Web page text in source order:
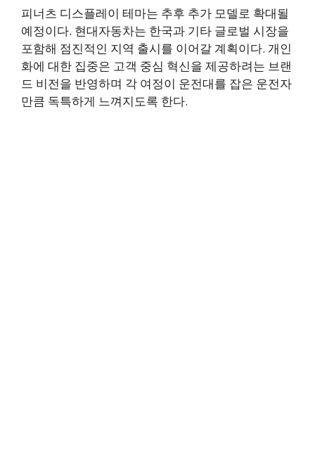
피너츠 디스플레이 테마는 추후 추가 모델로 확대될
예정이다. 현대자동차는 한국과 기타 글로벌 시장을
포함해 점진적인 지역 출시를 이어갈 계획이다. 개인
화에 대한 집중은 고객 중심 혁신을 제공하려는 브랜
드 비전을 반영하며 각 여정이 운전대를 잡은 운전자
만큼 독특하게 느껴지도록 한다.